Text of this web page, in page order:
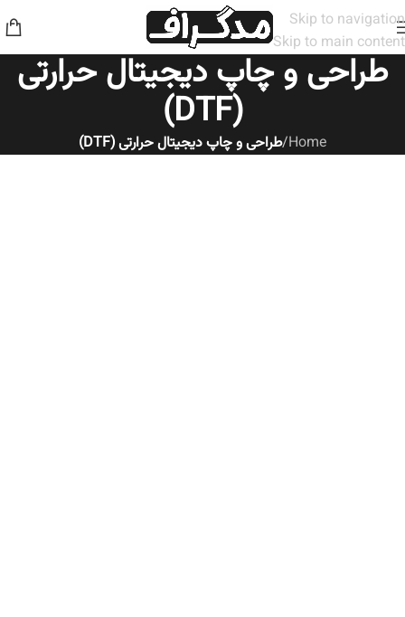
Skip to navigation
Skip to main content
طراحی و چاپ دیجیتال حرارتی
(DTF)
Home
/طراحی و چاپ دیجیتال حرارتی (DTF)